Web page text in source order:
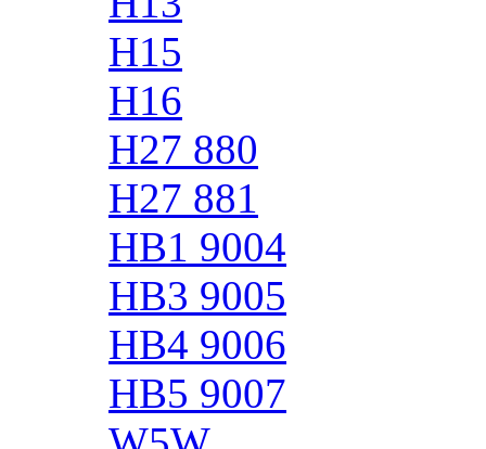
H15
H16
H27 880
H27 881
HB1 9004
HB3 9005
HB4 9006
HB5 9007